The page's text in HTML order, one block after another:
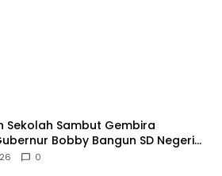
Sekolah Sambut Gembira
Bobby Bangun SD Negeri
Utara
0